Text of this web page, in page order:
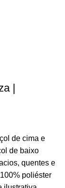
|
de cima e
de baixo
quentes e
poliéster